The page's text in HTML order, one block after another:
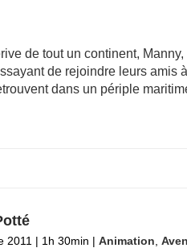
de tout un continent,
de rejoindre leurs amis
dans un périple
2011 | 1h 30min | Animation